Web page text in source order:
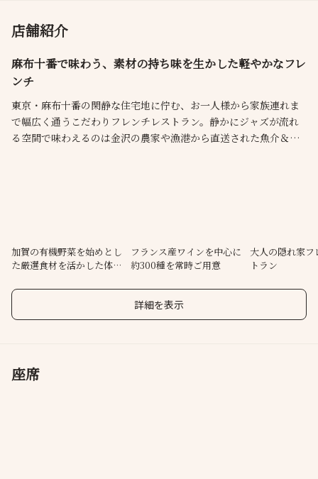
店舗紹介
麻布十番で味わう、素材の持ち味を生かした軽やかなフレ
ンチ
東京・麻布十番の閑静な住宅地に佇む、お一人様から家族連れま
で幅広く通うこだわりフレンチレストラン。静かにジャズが流れ
る空間で味わえるのは金沢の農家や漁港から直送された魚介＆有
加賀の有機野菜を始めとし
た厳選食材を活かした体に
フランス産ワインを中心に
約300種を常時ご用意
大人の隠れ家フ
トラン
詳細を表示
座席